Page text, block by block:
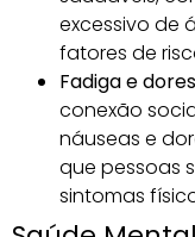
excessivo de
fatores de
Fadiga e
conexão
náuseas e
que pessoas
sintomas